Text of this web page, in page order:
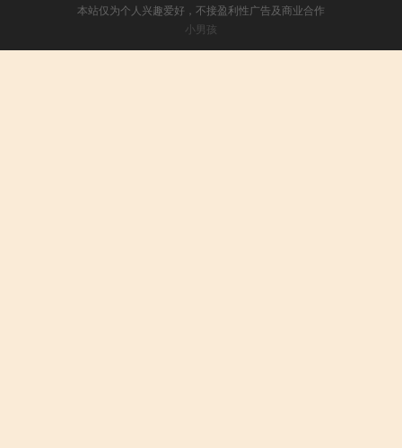
本站仅为个人兴趣爱好，不接盈利性广告及商业合作
小男孩